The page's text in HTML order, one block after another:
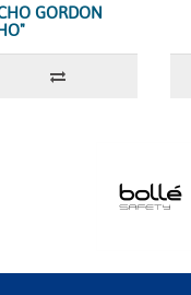
GORDON